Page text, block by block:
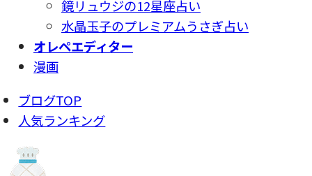
鏡リュウジの12星座占い
水晶玉子のプレミアムうさぎ占い
オレペエディター
漫画
ブログTOP
人気ランキング